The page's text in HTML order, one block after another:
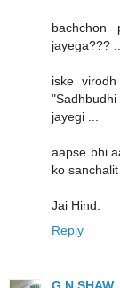
jayega??? ....
iske
jayegi ...
aapse bhi
ko sanchalit
Jai Hind.
Reply